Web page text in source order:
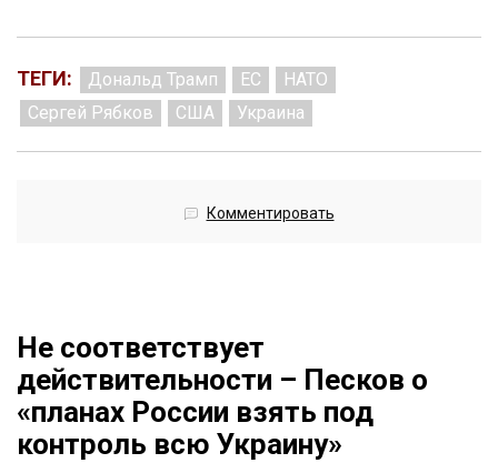
ТЕГИ: Дональд Трамп ЕС
НАТО
Сергей Рябков
США Украина
Комментировать
Не соответствует
действительности – Песков о
«планах России взять под
контроль всю Украину»